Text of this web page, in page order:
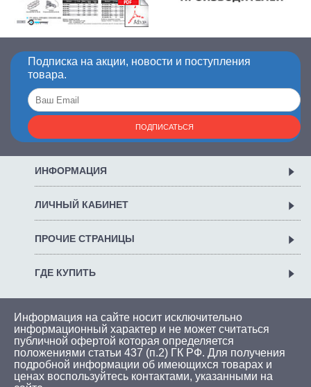
Подписка на акции, новости и поступления
товара.
ПОДПИСАТЬСЯ
ИНФОРМАЦИЯ
ЛИЧНЫЙ КАБИНЕТ
ПРОЧИЕ СТРАНИЦЫ
ГДЕ КУПИТЬ
Информация на сайте носит исключительно
информационный характер и не может считаться
публичной офертой которая определяется
положениями статьи 437 (п.2) ГК РФ. Для получения
подробной информации об имеющихся товарах и
ценах воспользуйтесь контактами, указанными на